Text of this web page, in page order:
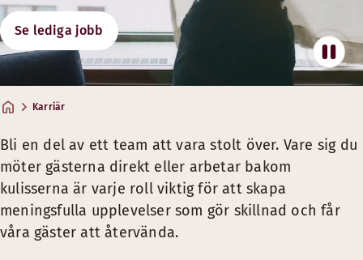
Se lediga jobb
Karriär
Bli en del av ett team att vara stolt över. Vare sig du
möter gästerna direkt eller arbetar bakom
kulisserna är varje roll viktig för att skapa
meningsfulla upplevelser som gör skillnad och får
våra gäster att återvända.
* Förmåner gäller alla medarbetare med giltigt
STÖD FÖR DITT VÄLMÅENDE OCH
Hälsopartnerskap och tillgång till gym.
Inspiration för hälsosamma vanor och energi i vardagen.
MÖJLIGHETER ATT VÄXA
Lärande och utbildning genom Scandic Academy.
Utvecklingsmöjligheter inom många roller och på flera